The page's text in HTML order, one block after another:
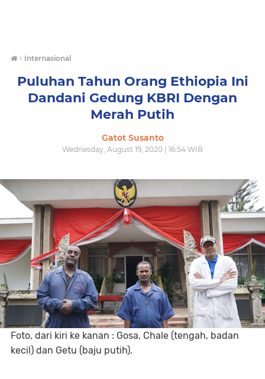
› Internasional
Puluhan Tahun Orang Ethiopia Ini
Dandani Gedung KBRI Dengan
Merah Putih
Gatot Susanto
Wednesday, August 19, 2020 | 16:54 WIB
Foto, dari kiri ke kanan : Gosa, Chale (tengah, badan
kecil) dan Getu (baju putih).